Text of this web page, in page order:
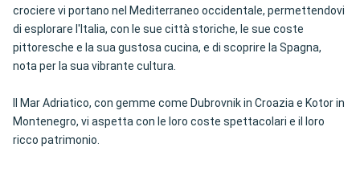
crociere vi portano nel Mediterraneo occidentale, permettendovi
di esplorare l'Italia, con le sue città storiche, le sue coste
pittoresche e la sua gustosa cucina, e di scoprire la Spagna,
nota per la sua vibrante cultura.
Il Mar Adriatico, con gemme come Dubrovnik in Croazia e Kotor in
Montenegro, vi aspetta con le loro coste spettacolari e il loro
ricco patrimonio.